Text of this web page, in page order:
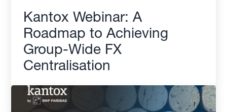
Kantox Webinar: A
Roadmap to Achieving
Group-Wide FX
Centralisation